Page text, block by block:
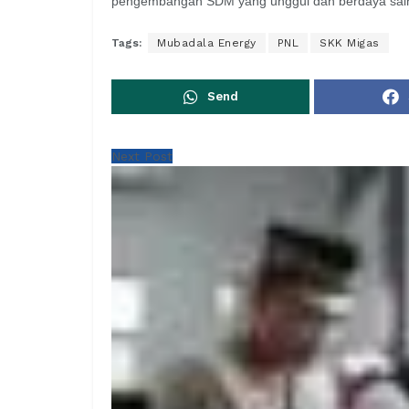
Tags: Mubadala Energy PNL SKK Migas
Send
Next Post